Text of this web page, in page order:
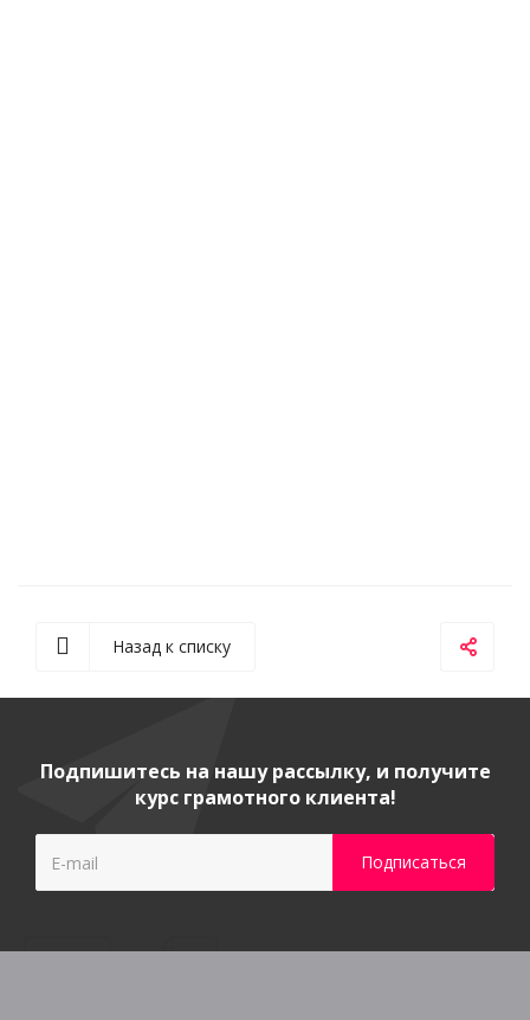
Назад к списку
Подпишитесь на нашу рассылку, и получите
курс грамотного клиента!